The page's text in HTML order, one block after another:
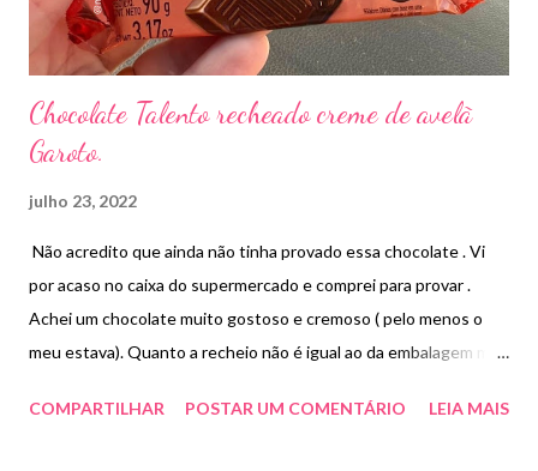
Chocolate Talento recheado creme de avelã
Garoto.
julho 23, 2022
Não acredito que ainda não tinha provado essa chocolate . Vi
por acaso no caixa do supermercado e comprei para provar .
Achei um chocolate muito gostoso e cremoso ( pelo menos o
meu estava). Quanto a recheio não é igual ao da embalagem mas
COMPARTILHAR
POSTAR UM COMENTÁRIO LEIA MAIS